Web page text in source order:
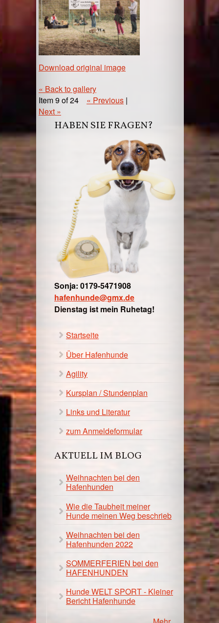
Download original image
« Back to gallery
Item 9 of 24
« Previous |
Next »
HABEN SIE FRAGEN?
Sonja: 0179-5471908
hafenhunde@gmx.de
Dienstag ist mein Ruhetag!
Startseite
Über Hafenhunde
Agility
Kursplan / Stundenplan
Links und Literatur
zum Anmeldeformular
AKTUELL IM BLOG
Weihnachten bei den
Hafenhunden
Wie die Taubheit meiner
Hunde meinen Weg beschrieb
Weihnachten bei den
Hafenhunden 2022
SOMMERFERIEN bei den
HAFENHUNDEN
Hunde WELT SPORT - Kleiner
Bericht Hafenhunde